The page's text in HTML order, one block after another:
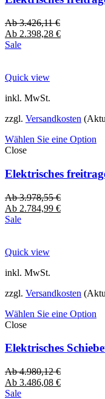
Ab3.426,11€
Ab 2.398,28 €
Sale
Quick view
inkl. MwSt.
zzgl. Versandkosten
Wählen Sie eine Option
Close
Elektrisches
Ab3.978,55€
Ab 2.784,99 €
Sale
Quick view
inkl. MwSt.
zzgl. Versandkosten
Wählen Sie eine Option
Close
Elektrisches
Ab4.980,12€
Ab 3.486,08 €
Sale